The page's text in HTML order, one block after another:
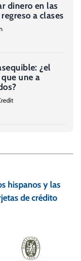
dinero en las
a clases
¿el
une a
hispanos y las
de crédito